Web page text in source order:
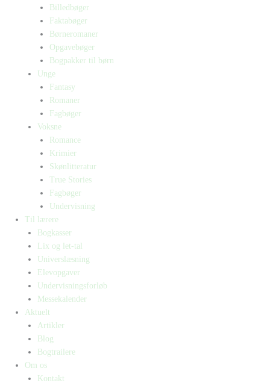
Billedbøger
Faktabøger
Børneromaner
Opgavebøger
Bogpakker til børn
Unge
Fantasy
Romaner
Fagbøger
Voksne
Romance
Krimier
Skønlitteratur
True Stories
Fagbøger
Undervisning
Til lærere
Bogkasser
Lix og let-tal
Universlæsning
Elevopgaver
Undervisningsforløb
Messekalender
Aktuelt
Artikler
Blog
Bogtrailere
Om os
Kontakt